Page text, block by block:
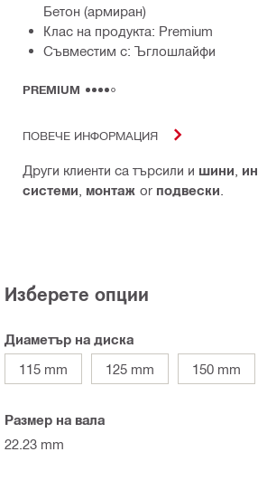
Бетон (армиран)
Клас на продукта: Premium
Съвместим с: Ъглошлайфи
PREMIUM
ПОВЕЧЕ ИНФОРМАЦИЯ
Други клиенти са търсили и шини
системи монтаж or подвески
Изберете опции
Диаметър на диска
115 mm
125 mm 150 mm
Размер на вала
22.23 mm